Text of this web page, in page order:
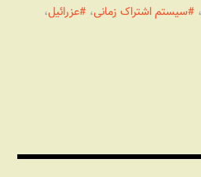
، سیستم اشتراک زمانی، عزرائیل،